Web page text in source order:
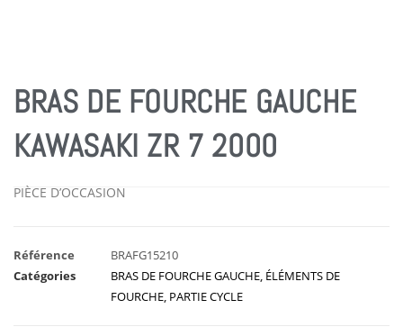
BRAS DE FOURCHE GAUCHE
KAWASAKI ZR 7 2000
PIÈCE D’OCCASION
Référence
BRAFG15210
Catégories
BRAS DE FOURCHE GAUCHE, ÉLÉMENTS DE
FOURCHE, PARTIE CYCLE